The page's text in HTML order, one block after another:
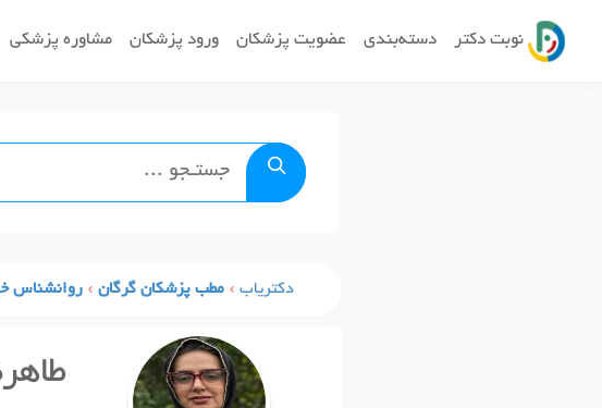
نوبت دکتر دسته‌بندی عضویت پزشکان ورود پزشکان مشاوره پزشکی
دکتریاب مطب پزشکان گرگان روانشناس